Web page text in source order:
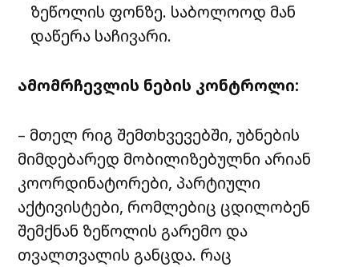
ზეწოლის ფონზე. საბოლოოდ მან
დაწერა საჩივარი.
ამომრჩევლის ნების კონტროლი:
– მთელ რიგ შემთხვევებში, უბნების
მიმდებარედ მობილიზებულნი არიან
კოორდინატორები, პარტიული
აქტივისტები, რომლებიც ცდილობენ
შემქნან ზეწოლის გარემო და
თვალთვალის განცდა. რაც